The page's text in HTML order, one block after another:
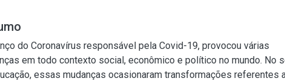
do Coronavírus responsável pela Covid-19, provocou várias
em todo contexto social, econômico e político no mundo. No
essas mudanças ocasionaram transformações referentes